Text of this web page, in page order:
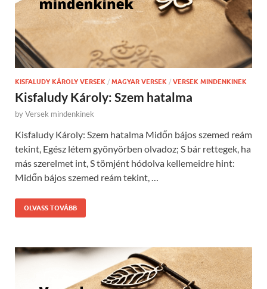
KISFALUDY KÁROLY VERSEK / MAGYAR VERSEK / VERSEK MINDENKINEK
Kisfaludy Károly: Szem hatalma
byVersek mindenkinek
Kisfaludy Károly: Szem hatalma Midőn bájos szemed reám
tekint, Egész létem gyönyörben olvadoz; S bár rettegek, ha
más szerelmet int, S tömjént hódolva kellemeidre hint:
Midőn bájos szemed reám tekint, …
OLVASS TOVÁBB